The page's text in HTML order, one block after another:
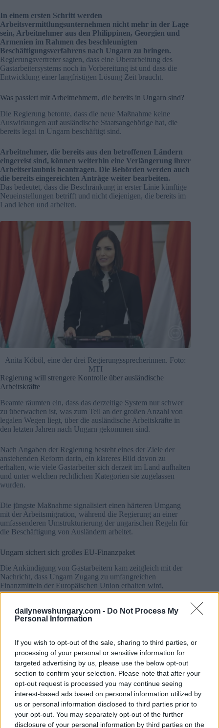
dailynewshungary.com - Do Not Process My
Personal Information
If you wish to opt-out of the sale, sharing to third parties, or
processing of your personal or sensitive information for
targeted advertising by us, please use the below opt-out
section to confirm your selection. Please note that after your
opt-out request is processed you may continue seeing
interest-based ads based on personal information utilized by
us or personal information disclosed to third parties prior to
your opt-out. You may separately opt-out of the further
disclosure of your personal information by third parties on the
In einem ersten Schritt werden
Arbeitsvermittlungsunternehmen nicht mehr in der Lage
sein, Arbeitnehmer aus den Philippinen, Georgien und
Armenien im Rahmen des beschleunigten
Beschäftigungsverfahrens nach Ungarn zu bringen.
Regierungsvertreter sagten, dass eine Überarbeitung des
Gastarbeitersystems noch in Vorbereitung ist und dass die
Entwicklung einer langfristigen Lösung Zeit braucht.
Was passiert mit Arbeitnehmern, die bereits in Ungarn sind?
Die Regierung betonte, dass die neue Maßnahme keine
Auswirkungen auf ausländische Staatsangehörige hat, die
bereits legal in Ungarn beschäftigt sind.
Arbeitnehmer, die bereits aus den betroffenen Ländern
eingereist sind, können weiterhin eine Verlängerung ihrer
Arbeitserlaubnis beantragen. Die Behörden werden auch
die bereits eingereichten Anträge weiter bearbeiten.
Das bedeutet, dass die Beschränkung in erster Linie künftige
Neueinstellungen betrifft und nicht diejenigen, die bereits im
Land leben und arbeiten.
Anita Köböl, eine der drei Regierungssprecherinnen. Foto:
MTI
Regierung will strengere Kontrolle über ausländische
Arbeitskräfte
Beamte räumten ein, dass das derzeitige System nur schwer
zu überwachen ist, was zum Teil an der großen Anzahl von
legalen Wegen liegt, über die ausländische Arbeitskräfte in
den letzten Jahren nach Ungarn gekommen sind.
Nach Angaben der Regierung besteht eines der Ziele der
anstehenden Reform darin, ein klareres Bild davon zu
erhalten, wie viele Gastarbeiter sich derzeit im Land aufhalten
und unter welchen rechtlichen Kategorien sie zugelassen
wurden.
Die jüngste Maßnahme signalisiert einen härteren Umgang
mit der Arbeitsmigration, während die Regierung an einer
umfassenderen Umstrukturierung der ungarischen Regeln für
die Beschäftigung von Ausländern arbeitet.
Ungarn sichert sich großes EU-Finanzpaket
Die Ankündigung von Gastarbeitern kam zeitgleich mit der
Nachricht, dass Ungarn Zugang zu umfangreichen
Finanzmitteln der Europäischen Union erhalten wird,
berichtet Telex.
Der Minister für Verkehr und Investitionen, Dávid
Vitézy, kündigte an, dass Ungarn 10 Milliarden Euro aus
Krisenbewältigung erhalten wird. Diese Mittel waren
zuvor aufgrund von Bedenken in Bezug auf die
Korruptionsbekämpfung und Transparenzmaßnahmen
eingefroren worden.
Die Regierung plant, dem Parlament nächste Woche ein
neues Gesetzespaket zur Korruptionsbekämpfung und
Transparenz vorzulegen, um die verbleibenden Bedingungen
für die Mittel zu erfüllen.
Vitézy zufolge werden mit den Geldern wichtige